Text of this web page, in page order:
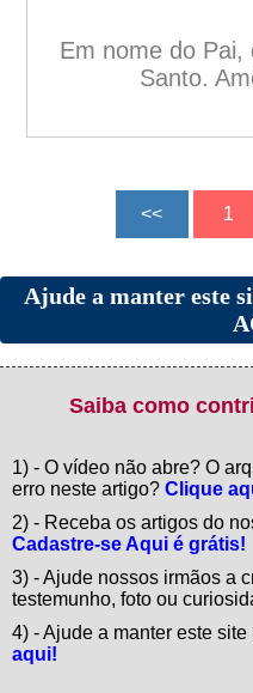
Em nome do Pai,
Santo.
Ajude a manter este
Saiba como
1) - O vídeo não abre? O
erro neste artigo? Clique
2) - Receba os artigos do
Cadastre-se Aqui é grátis!
3) - Ajude nossos irmãos a
testemunho, foto ou
4) - Ajude a manter este
aqui!